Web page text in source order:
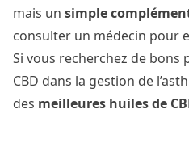
mais un simple
consulter un médecin pour
Si vous recherchez de
CBD dans la gestion de
des meilleures huiles de